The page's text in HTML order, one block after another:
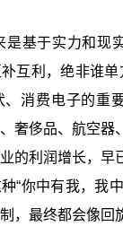
是基于实力和现
互利，绝非谁单
消费电子的重
奢侈品、航空器
的利润增长，早
“你中有我，我
，最终都会像回